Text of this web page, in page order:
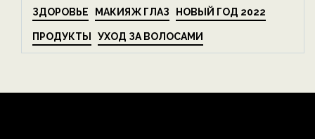
ЗДОРОВЬЕ МАКИЯЖ ГЛАЗ НОВЫЙ ГОД 2022
ПРОДУКТЫ УХОД ЗА ВОЛОСАМИ